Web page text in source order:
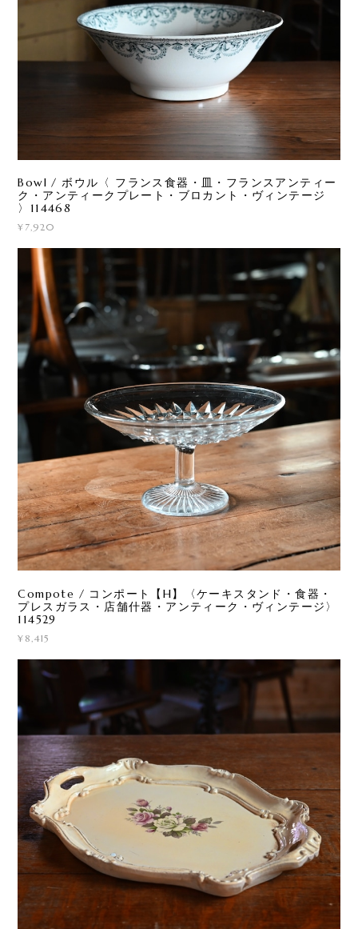
Bowl / ボウル〈 フランス食器・皿・フランスアンティー
ク・アンティークプレート・ブロカント・ヴィンテージ
〉114468
¥7,920
Compote / コンポート【H】〈ケーキスタンド・食器・
プレスガラス・店舗什器・アンティーク・ヴィンテージ〉
114529
¥8,415